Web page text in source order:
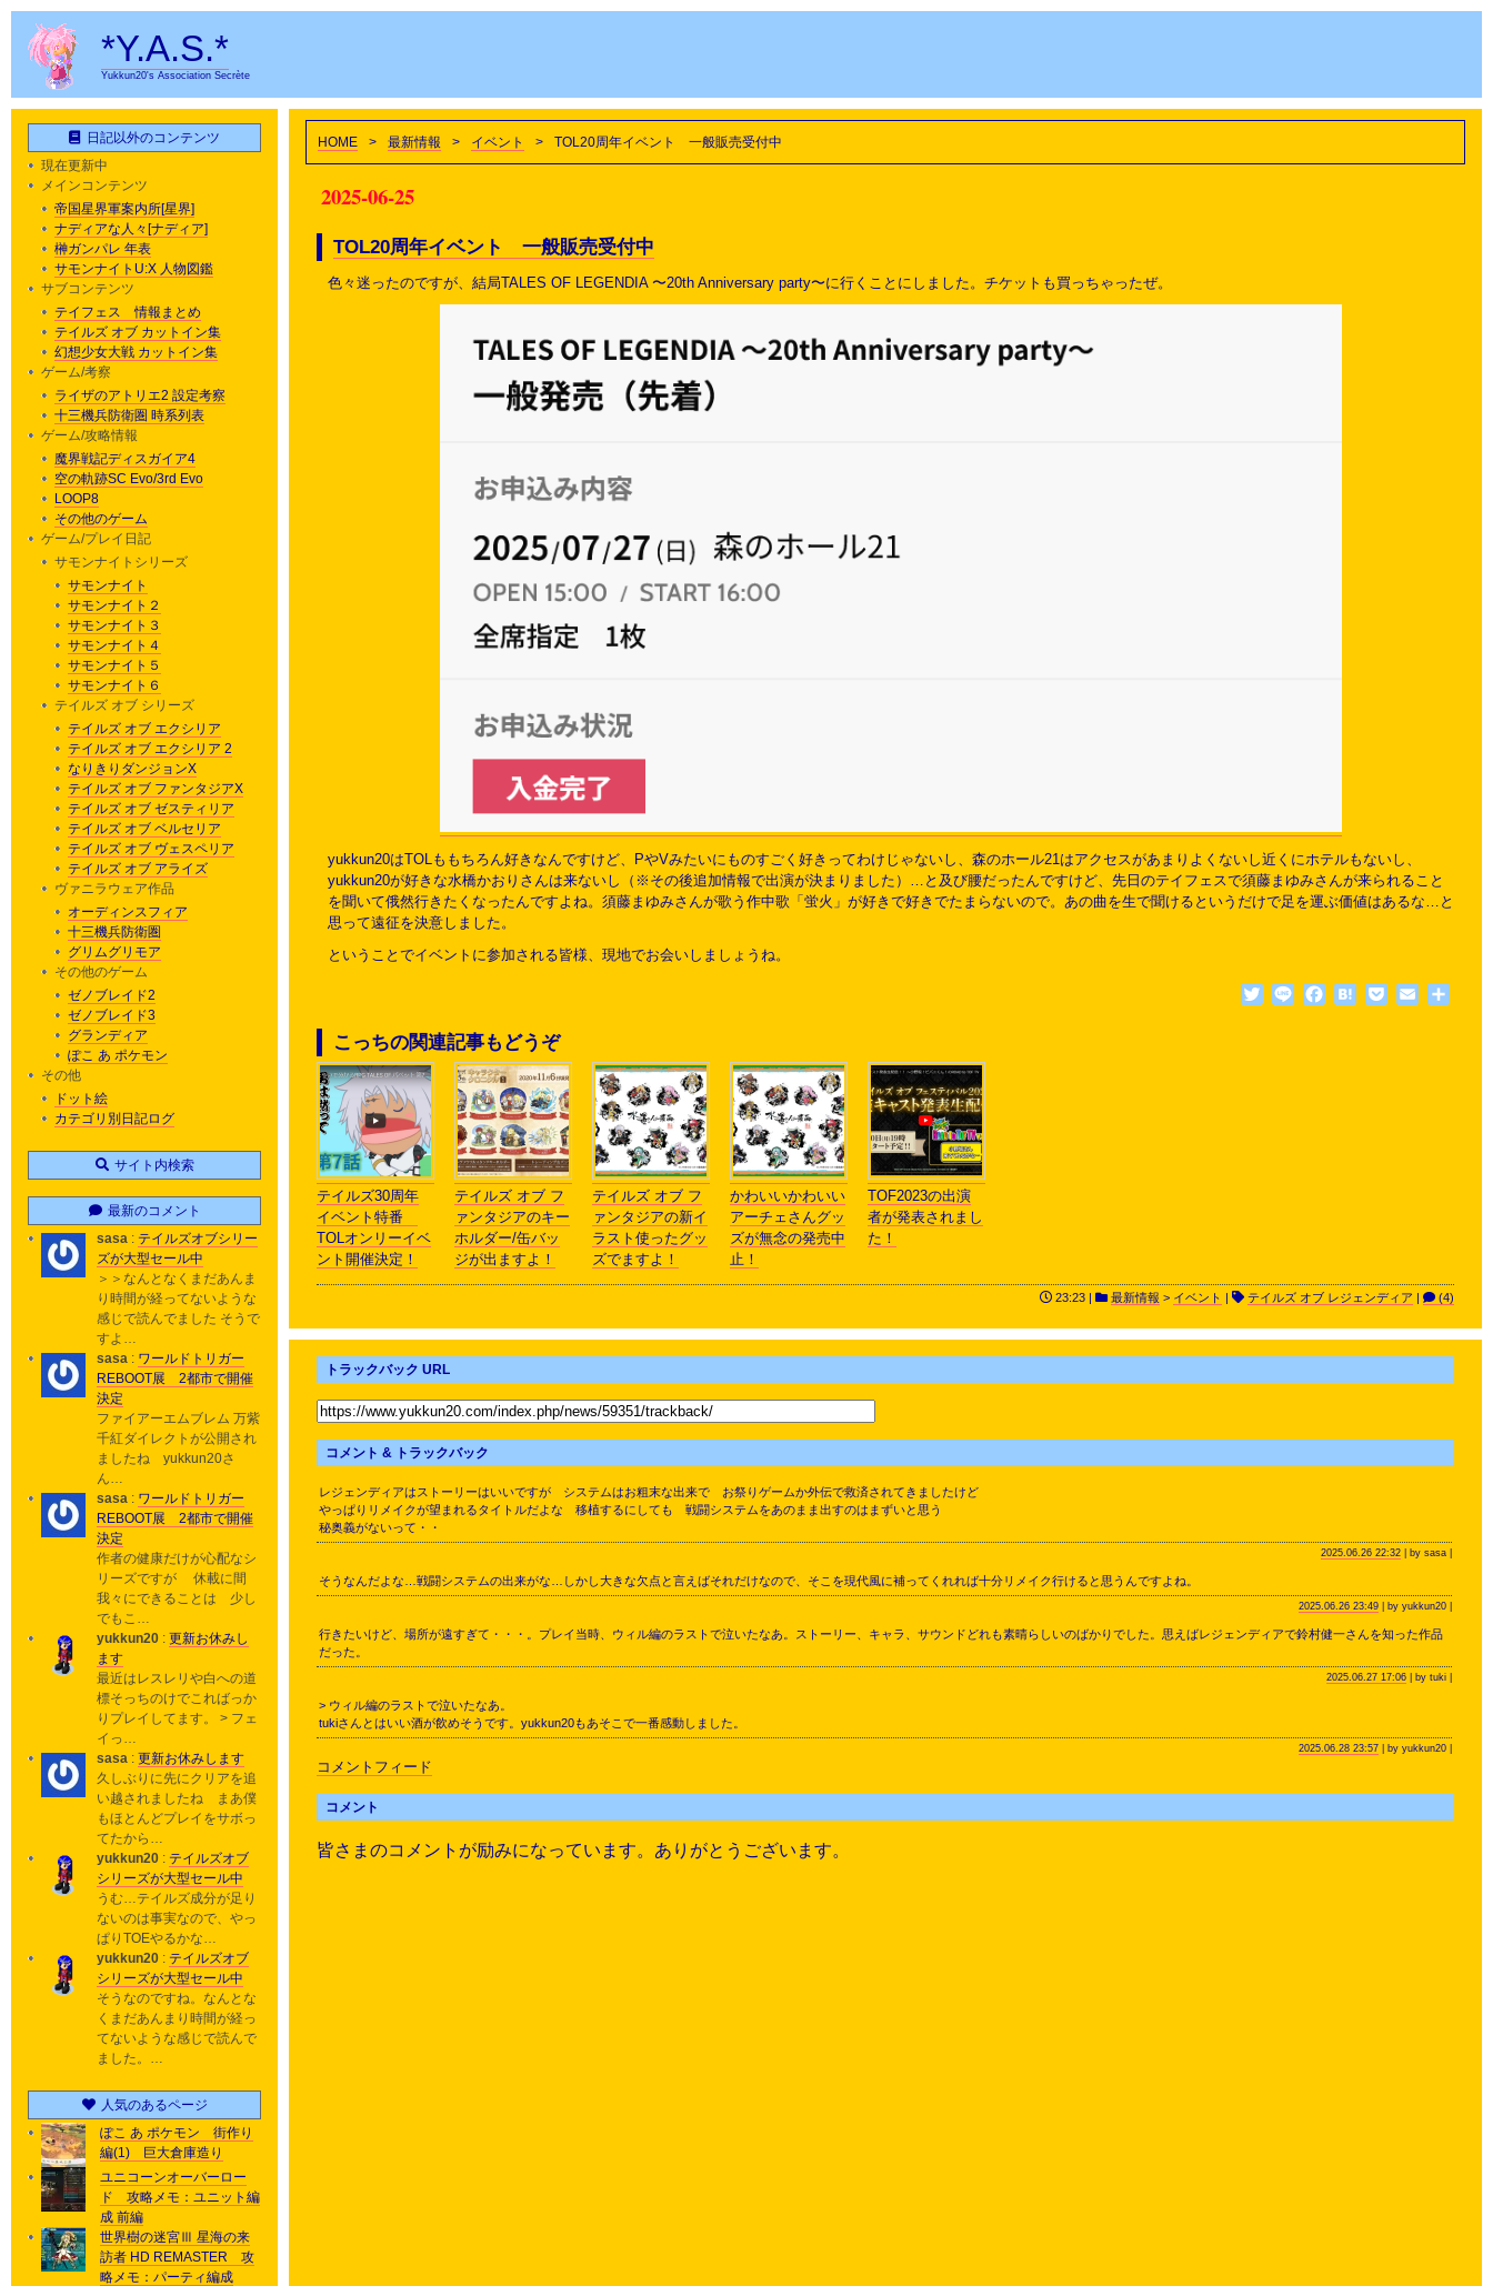
*Y.A.S.*
Yukkun20's Association Secrète
HOME > 最新情報 > イベント > TOL20周年イベント 一般販売受付中
2025-06-25
TOL20周年イベント 一般販売受付中
色々迷ったのですが、結局TALES OF LEGENDIA 〜20th Anniversary party〜に行くことにしました。チケットも買っちゃったぜ。
yukkun20はTOLももちろん好きなんですけど、PやVみたいにものすごく好きってわけじゃないし、森のホール21はアクセスがあまりよくないし近くにホテルもないし、
yukkun20が好きな水橋かおりさんは来ないし（※その後追加情報で出演が決まりました）…と及び腰だったんですけど、先日のテイフェスで須藤まゆみさんが来られること
を聞いて俄然行きたくなったんですよね。須藤まゆみさんが歌う作中歌「蛍火」が好きで好きでたまらないので。あの曲を生で聞けるというだけで足を運ぶ価値はあるな…と
思って遠征を決意しました。
ということでイベントに参加される皆様、現地でお会いしましょうね。
TwitterLine Facebook
HatenaPocketEmail
こっちの関連記事もどうぞ
テイルズ30周年
イベント特番
TOLオンリーイベ
ント開催決定！
テイルズ オブ フ
ァンタジアのキー
ホルダー/缶バッ
ジが出ますよ！
テイルズ オブ フ
ァンタジアの新イ
ラスト使ったグッ
ズでますよ！
かわいいかわいい
アーチェさんグッ
ズが無念の発売中
止！
TOF2023の出演
者が発表されまし
た！
23:23 | 最新情報 > イベント | テイルズ オブ レジェンディア | (4)
トラックバック URL
コメント & トラックバック
レジェンディアはストーリーはいいですが システムはお粗末な出来で お祭りゲームか外伝で救済されてきましたけど
やっぱりリメイクが望まれるタイトルだよな 移植するにしても 戦闘システムをあのまま出すのはまずいと思う
秘奥義がないって・・
2025.06.26 22:32 | by sasa |
そうなんだよな…戦闘システムの出来がな…しかし大きな欠点と言えばそれだけなので、そこを現代風に補ってくれれば十分リメイク行けると思うんですよね。
2025.06.26 23:49 | by yukkun20 |
行きたいけど、場所が遠すぎて・・・。プレイ当時、ウィル編のラストで泣いたなあ。ストーリー、キャラ、サウンドどれも素晴らしいのばかりでした。思えばレジェンディアで鈴村健一さんを知った作品
だった。
2025.06.27 17:06 | by tuki |
> ウィル編のラストで泣いたなあ。
tukiさんとはいい酒が飲めそうです。yukkun20もあそこで一番感動しました。
2025.06.28 23:57 | by yukkun20 |
コメントフィード
コメント
皆さまのコメントが励みになっています。ありがとうございます。
日記以外のコンテンツ
現在更新中
メインコンテンツ
帝国星界軍案内所[星界]
ナディアな人々[ナディア]
榊ガンパレ 年表
サモンナイトU:X 人物図鑑
サブコンテンツ
テイフェス 情報まとめ
テイルズ オブ カットイン集
幻想少女大戦 カットイン集
ゲーム/考察
ライザのアトリエ2 設定考察
十三機兵防衛圏 時系列表
ゲーム/攻略情報
魔界戦記ディスガイア4
空の軌跡SC Evo/3rd Evo
LOOP8
その他のゲーム
ゲーム/プレイ日記
サモンナイトシリーズ
サモンナイト
サモンナイト２
サモンナイト３
サモンナイト４
サモンナイト５
サモンナイト６
テイルズ オブ シリーズ
テイルズ オブ エクシリア
テイルズ オブ エクシリア 2
なりきりダンジョンX
テイルズ オブ ファンタジアX
テイルズ オブ ゼスティリア
テイルズ オブ ベルセリア
テイルズ オブ ヴェスペリア
テイルズ オブ アライズ
ヴァニラウェア作品
オーディンスフィア
十三機兵防衛圏
グリムグリモア
その他のゲーム
ゼノブレイド2
ゼノブレイド3
グランディア
ぽこ あ ポケモン
その他
ドット絵
カテゴリ別日記ログ
サイト内検索
最新のコメント
sasa : テイルズオブシリー
ズが大型セール中
＞＞なんとなくまだあんま
り時間が経ってないような
感じで読んでました そうで
すよ…
sasa : ワールドトリガー
REBOOT展 2都市で開催
決定
ファイアーエムブレム 万紫
千紅ダイレクトが公開され
ましたね yukkun20さ
ん…
sasa : ワールドトリガー
REBOOT展 2都市で開催
決定
作者の健康だけが心配なシ
リーズですが 休載に間
我々にできることは 少し
でもこ…
yukkun20 : 更新お休みし
ます
最近はレスレリや白への道
標そっちのけでこればっか
りプレイしてます。 > フェ
イっ…
sasa : 更新お休みします
久しぶりに先にクリアを追
い越されましたね まあ僕
もほとんどプレイをサボっ
てたから…
yukkun20 : テイルズオブ
シリーズが大型セール中
うむ…テイルズ成分が足り
ないのは事実なので、やっ
ぱりTOEやるかな…
yukkun20 : テイルズオブ
シリーズが大型セール中
そうなのですね。なんとな
くまだあんまり時間が経っ
てないような感じで読んで
ました。…
人気のあるページ
ぽこ あ ポケモン 街作り
編(1) 巨大倉庫造り
ユニコーンオーバーロー
ド 攻略メモ：ユニット編
成 前編
世界樹の迷宮Ⅲ 星海の来
訪者 HD REMASTER 攻
略メモ：パーティ編成